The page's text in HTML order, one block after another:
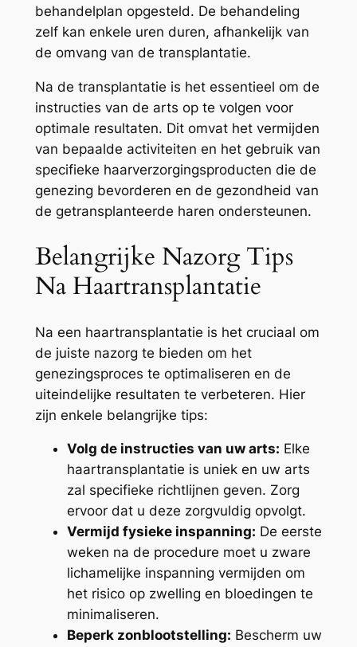
behandelplan opgesteld. De behandeling
zelf kan enkele uren duren, afhankelijk van
de omvang van de transplantatie.
Na de transplantatie is het essentieel om de
instructies van de arts op te volgen voor
optimale resultaten. Dit omvat het vermijden
van bepaalde activiteiten en het gebruik van
specifieke haarverzorgingsproducten die de
genezing bevorderen en de gezondheid van
de getransplanteerde haren ondersteunen.
Belangrijke Nazorg Tips
Na Haartransplantatie
Na een haartransplantatie is het cruciaal om
de juiste nazorg te bieden om het
genezingsproces te optimaliseren en de
uiteindelijke resultaten te verbeteren. Hier
zijn enkele belangrijke tips:
Volg de instructies van uw arts: Elke
haartransplantatie is uniek en uw arts
zal specifieke richtlijnen geven. Zorg
ervoor dat u deze zorgvuldig opvolgt.
Vermijd fysieke inspanning: De eerste
weken na de procedure moet u zware
lichamelijke inspanning vermijden om
het risico op zwelling en bloedingen te
minimaliseren.
Beperk zonblootstelling: Bescherm uw